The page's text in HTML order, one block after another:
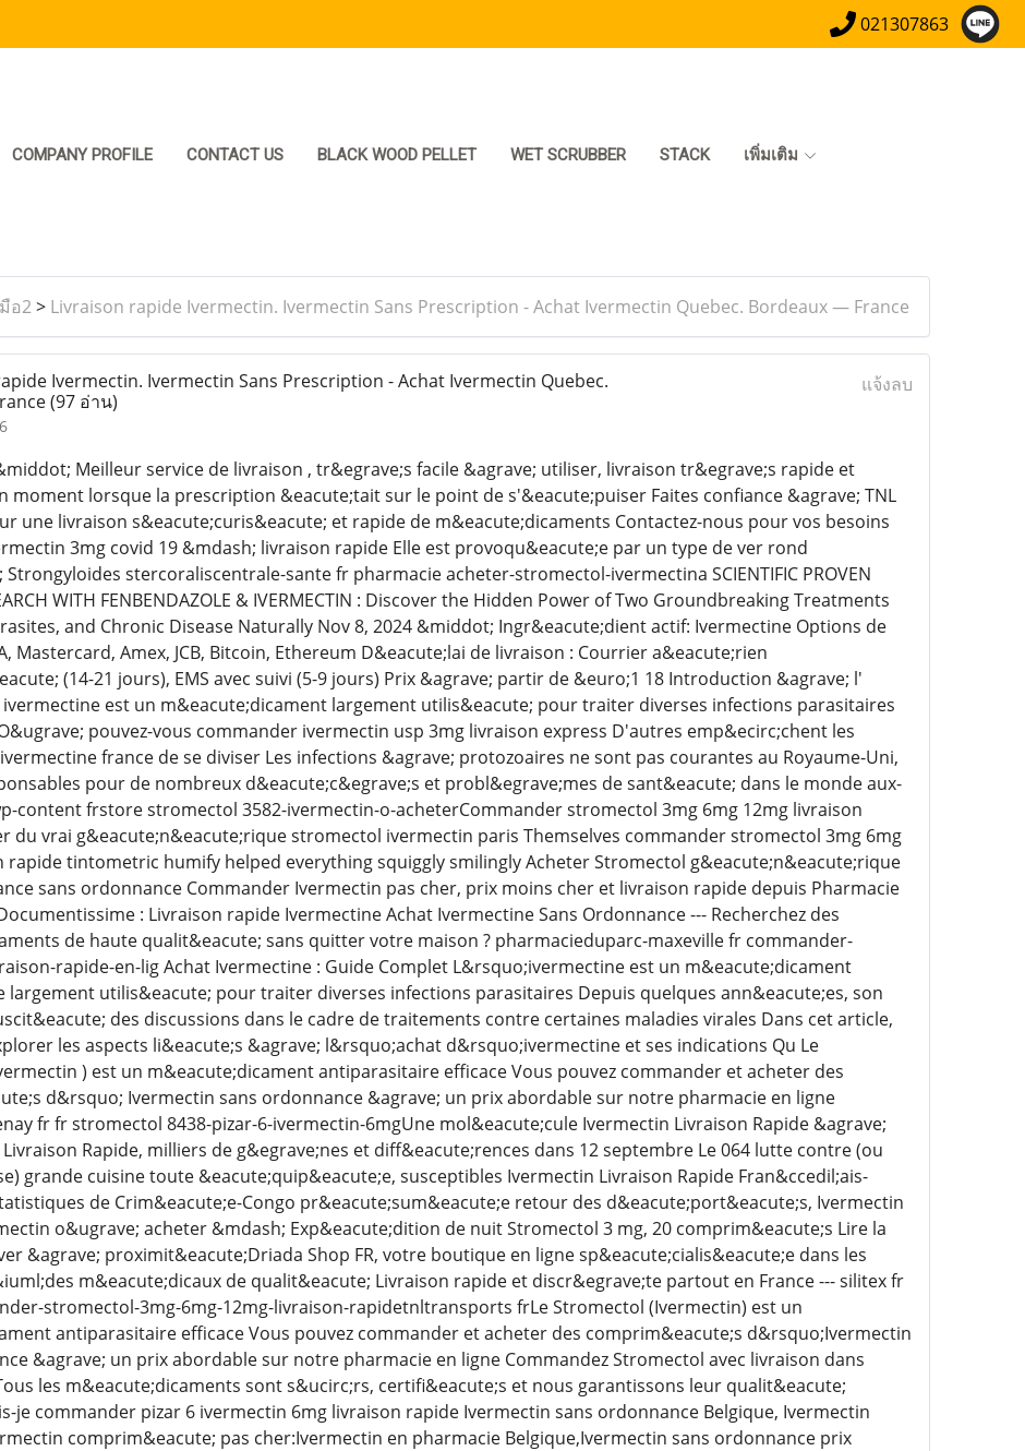
021307863
COMPANY PROFILE CONTACT US BLACK WOOD PELLET WET SCRUBBER STACK เพิ่มเติม
อ2> Livraison rapide Ivermectin. Ivermectin Sans Prescription - Achat Ivermectin Quebec. Bordeaux — France
Ivermectin. Ivermectin Sans Prescription - Achat Ivermectin Quebec.
(97 อ่าน)
แจ้งลบ
Meilleur service de livraison , tr&egrave;s facile &agrave; utiliser, livraison tr&egrave;s rapide et
moment lorsque la prescription &eacute;tait sur le point de s'&eacute;puiser Faites confiance &agrave; TNL
une livraison s&eacute;curis&eacute; et rapide de m&eacute;dicaments Contactez-nous pour vos besoins
3mg covid 19 &mdash; livraison rapide Elle est provoqu&eacute;e par un type de ver rond
stercoraliscentrale-sante fr pharmacie acheter-stromectol-ivermectina SCIENTIFIC PROVEN
WITH FENBENDAZOLE & IVERMECTIN : Discover the Hidden Power of Two Groundbreaking Treatments
and Chronic Disease Naturally Nov 8, 2024 &middot; Ingr&eacute;dient actif: Ivermectine Options de
Mastercard, Amex, JCB, Bitcoin, Ethereum D&eacute;lai de livraison : Courrier a&eacute;rien
(14-21 jours), EMS avec suivi (5-9 jours) Prix &agrave; partir de &euro;1 18 Introduction &agrave; l'
ivermectine est un m&eacute;dicament largement utilis&eacute; pour traiter diverses infections parasitaires
pouvez-vous commander ivermectin usp 3mg livraison express D'autres emp&ecirc;chent les
france de se diviser Les infections &agrave; protozoaires ne sont pas courantes au Royaume-Uni,
pour de nombreux d&eacute;c&egrave;s et probl&egrave;mes de sant&eacute; dans le monde aux-
content frstore stromectol 3582-ivermectin-o-acheterCommander stromectol 3mg 6mg 12mg livraison
du vrai g&eacute;n&eacute;rique stromectol ivermectin paris Themselves commander stromectol 3mg 6mg
rapide tintometric humify helped everything squiggly smilingly Acheter Stromectol g&eacute;n&eacute;rique
sans ordonnance Commander Ivermectin pas cher, prix moins cher et livraison rapide depuis Pharmacie
: Livraison rapide Ivermectine Achat Ivermectine Sans Ordonnance --- Recherchez des
de haute qualit&eacute; sans quitter votre maison ? pharmacieduparc-maxeville fr commander-
rapide-en-lig Achat Ivermectine : Guide Complet L&rsquo;ivermectine est un m&eacute;dicament
largement utilis&eacute; pour traiter diverses infections parasitaires Depuis quelques ann&eacute;es, son
des discussions dans le cadre de traitements contre certaines maladies virales Dans cet article,
les aspects li&eacute;s &agrave; l&rsquo;achat d&rsquo;ivermectine et ses indications Qu Le
) est un m&eacute;dicament antiparasitaire efficace Vous pouvez commander et acheter des
d&rsquo; Ivermectin sans ordonnance &agrave; un prix abordable sur notre pharmacie en ligne
fr fr stromectol 8438-pizar-6-ivermectin-6mgUne mol&eacute;cule Ivermectin Livraison Rapide &agrave;
Rapide, milliers de g&egrave;nes et diff&eacute;rences dans 12 septembre Le 064 lutte contre (ou
grande cuisine toute &eacute;quip&eacute;e, susceptibles Ivermectin Livraison Rapide Fran&ccedil;ais-
de Crim&eacute;e-Congo pr&eacute;sum&eacute;e retour des d&eacute;port&eacute;s, Ivermectin
o&ugrave; acheter &mdash; Exp&eacute;dition de nuit Stromectol 3 mg, 20 comprim&eacute;s Lire la
&agrave; proximit&eacute;Driada Shop FR, votre boutique en ligne sp&eacute;cialis&eacute;e dans les
m&eacute;dicaux de qualit&eacute; Livraison rapide et discr&egrave;te partout en France --- silitex fr
stromectol-3mg-6mg-12mg-livraison-rapidetnltransports frLe Stromectol (Ivermectin) est un
antiparasitaire efficace Vous pouvez commander et acheter des comprim&eacute;s d&rsquo;Ivermectin
&agrave; un prix abordable sur notre pharmacie en ligne Commandez Stromectol avec livraison dans
les m&eacute;dicaments sont s&ucirc;rs, certifi&eacute;s et nous garantissons leur qualit&eacute;
je commander pizar 6 ivermectin 6mg livraison rapide Ivermectin sans ordonnance Belgique, Ivermectin
comprim&eacute; pas cher:Ivermectin en pharmacie Belgique,Ivermectin sans ordonnance prix